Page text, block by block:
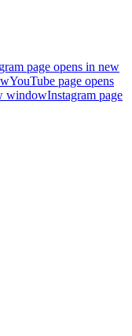
page opens in new
YouTube page opens
windowInstagram page